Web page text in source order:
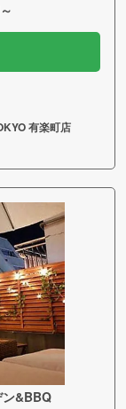
有楽町店
ン&BBQ